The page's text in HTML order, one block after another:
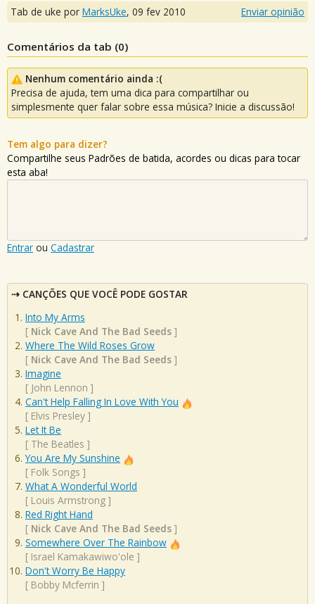
Tab de uke por MarksUke, 09 fev 2010 Enviar opinião
Comentários da tab (0)
Nenhum comentário ainda :(
Precisa de ajuda, tem uma dica para compartilhar ou
simplesmente quer falar sobre essa música? Inicie a discussão!
Tem algo para dizer?
Compartilhe seus Padrões de batida, acordes ou dicas para tocar
esta aba!
Entrar ou Cadastrar
CANÇÕES QUE VOCÊ PODE GOSTAR
Into My Arms
[ Nick Cave And The Bad Seeds ]
Where The Wild Roses Grow
[ Nick Cave And The Bad Seeds ]
Imagine
[ John Lennon ]
Can't Help Falling In Love With You
[ Elvis Presley ]
Let It Be
[ The Beatles ]
You Are My Sunshine
[ Folk Songs ]
What A Wonderful World
[ Louis Armstrong ]
Red Right Hand
[ Nick Cave And The Bad Seeds ]
Somewhere Over The Rainbow
[ Israel Kamakawiwo'ole ]
Don't Worry Be Happy
[ Bobby Mcferrin ]